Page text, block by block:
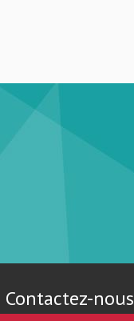
Contactez-nous